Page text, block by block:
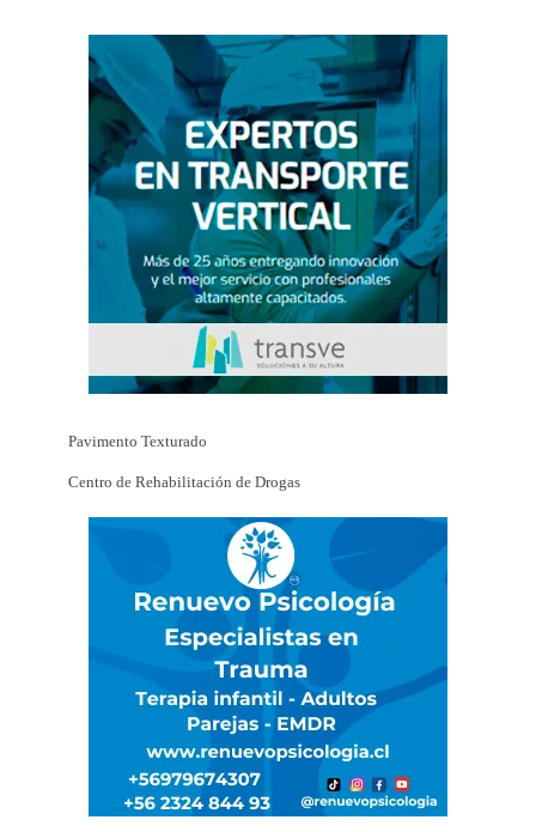
Pavimento Texturado
Centro de Rehabilitación de Drogas